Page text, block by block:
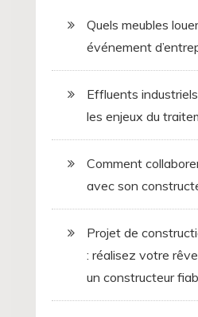
Quels meubles
événement
Effluents
les enjeux du
Comment
avec son
Projet de
: réalisez votre
un constructeur